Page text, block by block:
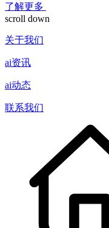
了解更多
scroll down
关于我们
ai资讯
ai动态
联系我们